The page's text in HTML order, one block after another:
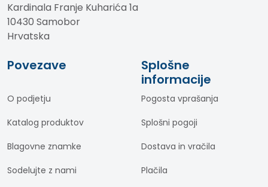
Kardinala Franje Kuharića 1a
10430 Samobor
Hrvatska
Povezave
O podjetju
Katalog produktov
Blagovne znamke
Sodelujte z nami
Splošne
informacije
Pogosta vprašanja
Splošni pogoji
Dostava in vračila
Plačila